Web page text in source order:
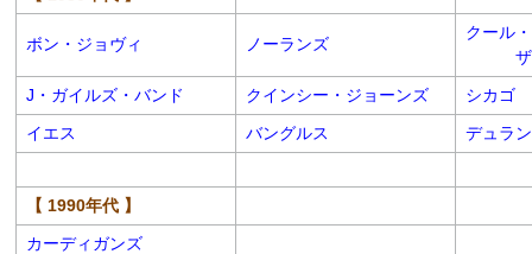
ボン・ジョヴィ ノーランズ
クール
ザ・
J・ガイルズ・バンド
クインシー・ジョーンズ
シカゴ
イエス
バングルス デュラ
【 1990年代 】
カーディガンズ